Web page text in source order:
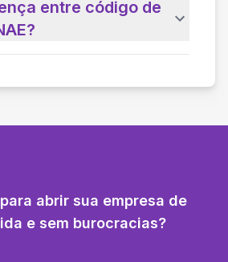
entre código de
abrir sua empresa de
e sem burocracias?